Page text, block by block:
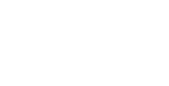
tra diversi Paesi.